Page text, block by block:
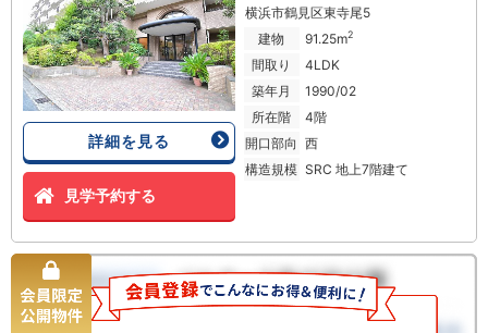
詳細を見る
見学予約する
横浜市鶴見区東寺尾5
建物
91.25m2
間取り
4LDK
築年月
1990/02
所在階
4階
開口部向 西
構造規模 SRC 地上7階建て